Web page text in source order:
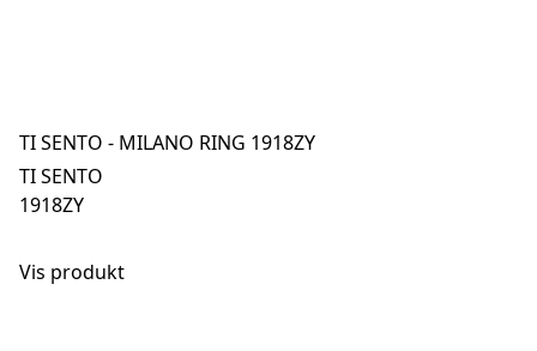
TI SENTO - MILANO RING 1918ZY
TI SENTO
1918ZY
Vis produkt